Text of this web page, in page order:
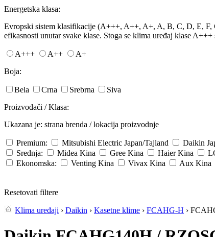
Energetska klasa:
Evropski sistem klasifikacije (A+++, A++, A+, A, B, C, D, E, F,
efikasnosti unutar svake klase. Stoga se klima uređaj klase
A+++ A++
A+
Boja:
Bela Crna Srebrna
Siva
Proizvođači / Klasa:
Ukazana je: strana brenda / lokacija proizvodnje
Premium: Mitsubishi Electric Japan/Tajland Daikin
Srednja:
Midea Kina Gree Kina Haier Kina
Ekonomska:
Venting Kina Vivax Kina Aux Kina
Resetovati filtere
Klima uređaji › Daikin › Kasetne klime › FCAHG-H ›